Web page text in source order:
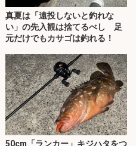
真夏は「遠投しないと釣れな
い」の先入観は捨てるべし 足
元だけでもカサゴは釣れる！
50cm「ランカー」キジハタをつ